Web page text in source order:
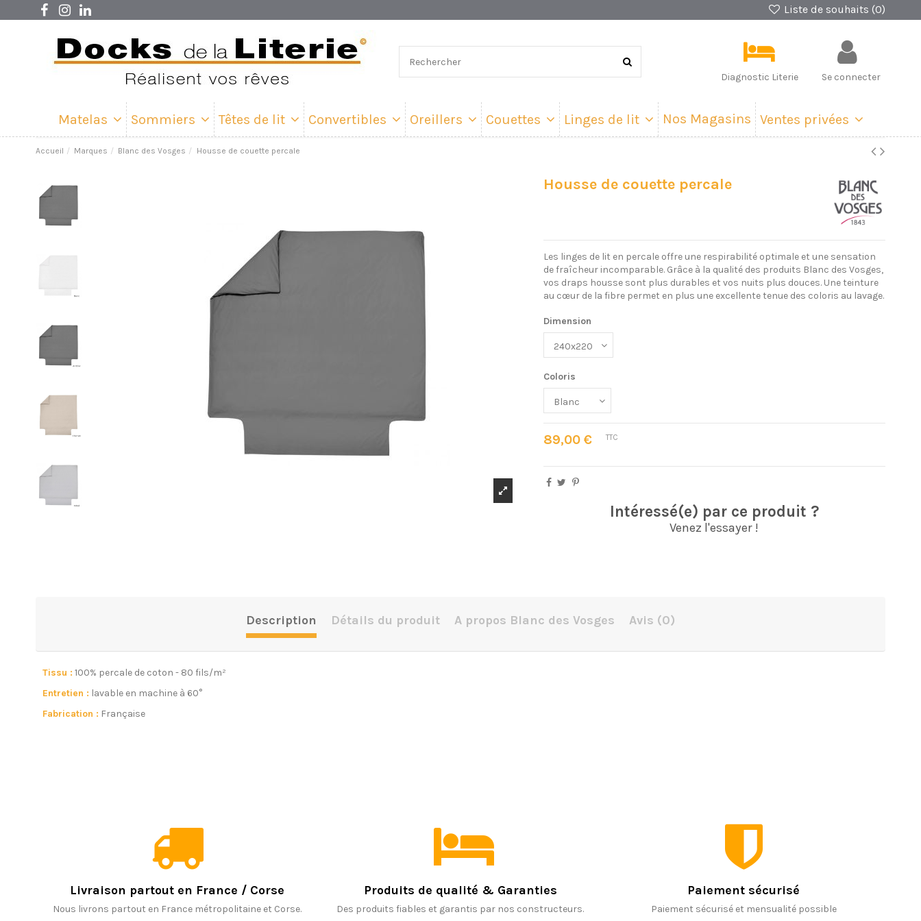
Liste de souhaits (0)
Diagnostic Literie Se connecter
Matelas Sommiers Têtes de lit Convertibles Oreillers Couettes Linges de lit Nos Magasins Ventes privées
Accueil Marques Blanc des Vosges Housse de couette percale
Housse de couette percale
Les linges de lit en percale offre une respirabilité optimale et une sensation
de fraîcheur incomparable. Grâce à la qualité des produits Blanc des Vosges,
vos draps housse sont plus durables et vos nuits plus douces. Une teinture
au cœur de la fibre permet en plus une excellente tenue des coloris au lavage.
Dimension
Coloris
89,00 € TTC
Intéressé(e) par ce produit ?
Venez l'essayer !
Description Détails du produit A propos Blanc des Vosges Avis (0)
Tissu : 100% percale de coton - 80 fils/m²
Entretien : lavable en machine à 60°
Fabrication : Française
Livraison partout en France / Corse
Nous livrons partout en France métropolitaine et Corse.
Produits de qualité & Garanties
Des produits fiables et garantis par nos constructeurs.
Paiement sécurisé
Paiement sécurisé et mensualité possible